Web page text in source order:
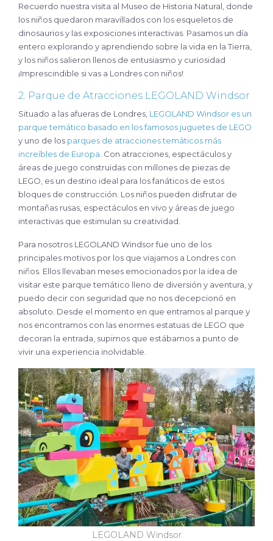
Recuerdo nuestra visita al Museo de Historia Natural, donde
los niños quedaron maravillados con los esqueletos de
dinosaurios y las exposiciones interactivas. Pasamos un día
entero explorando y aprendiendo sobre la vida en la Tierra,
y los niños salieron llenos de entusiasmo y curiosidad
¡Imprescindible si vas a Londres con niños!
2. Parque de Atracciones LEGOLAND Windsor
Situado a las afueras de Londres, LEGOLAND Windsor es un
parque temático basado en los famosos juguetes de LEGO
y uno de los parques de atracciones temáticos más
increíbles de Europa . Con atracciones, espectáculos y
áreas de juego construidas con millones de piezas de
LEGO, es un destino ideal para los fanáticos de estos
bloques de construcción. Los niños pueden disfrutar de
montañas rusas, espectáculos en vivo y áreas de juego
interactivas que estimulan su creatividad.
Para nosotros LEGOLAND Windsor fue uno de los
principales motivos por los que viajamos a Londres con
niños. Ellos llevaban meses emocionados por la idea de
visitar este parque temático lleno de diversión y aventura, y
puedo decir con seguridad que no nos decepcionó en
absoluto. Desde el momento en que entramos al parque y
nos encontramos con las enormes estatuas de LEGO que
decoran la entrada, supimos que estábamos a punto de
vivir una experiencia inolvidable.
LEGOLAND Windsor